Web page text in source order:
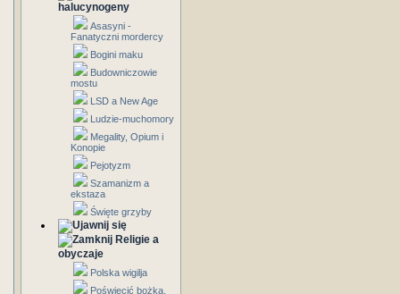
halucynogeny
Asasyni -
Fanatyczni mordercy
Bogini maku
Budowniczowie
mostu
LSD a New Age
Ludzie-muchomory
Megality, Opium i
Konopie
Pejotyzm
Szamanizm a
ekstaza
Święte grzyby
Religie a
obyczaje
Polska wigilja
Poświęcić bożka,